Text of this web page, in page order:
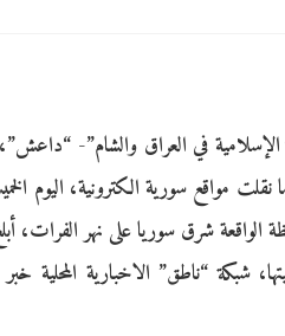
الإسلامية في العراق والشام”-
مواقع سورية الكترونية، اليوم
الواقعة شرق سوريا على نهر الفرات،
شبكة “ناطق” الاخبارية المحلية